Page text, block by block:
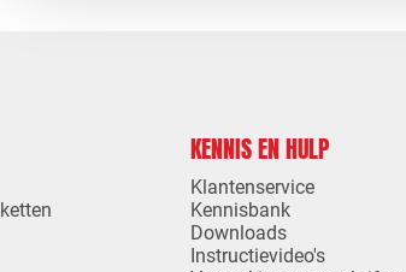
KENNIS EN HULP
Klantenservice
Kennisbank
Downloads
Instructievideo's